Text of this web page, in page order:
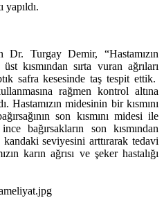
yapıldı.
Turgay Demir, “Hastamızın
kısmından sırta vuran ağrıları
safra kesesinde taş tespit ettik.
rağmen kontrol altına
Hastamızın midesinin bir kısmını
son kısmını midesi ile
bağırsakların son kısmından
seviyesini arttırarak tedavi
karın ağrısı ve şeker hastalığı